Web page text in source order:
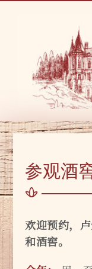
参观酒
欢迎预约，
和酒窖。